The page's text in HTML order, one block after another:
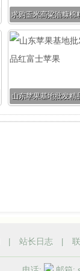
求购玉米高粱油糠棉
山东苹果基地批发精
| 站长日志 |